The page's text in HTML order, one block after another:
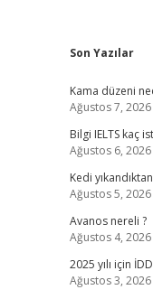
Son Yazılar
Kama düzeni
Ağustos 7, 2026
Bilgi IELTS kaç
Ağustos 6, 2026
Kedi
Ağustos 5, 2026
Avanos nereli ?
Ağustos 4, 2026
2025 yılı için
Ağustos 3, 2026